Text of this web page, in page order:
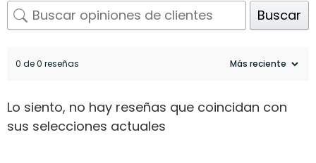
Buscar
0 de 0 reseñas
Lo siento, no hay reseñas que coincidan con
sus selecciones actuales